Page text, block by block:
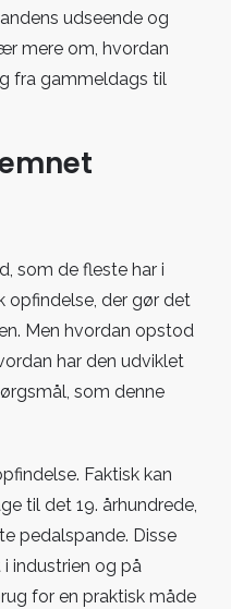
udseende og
mere om, hvordan
fra gammeldags til
som de fleste har i
opfindelse, der gør det
Men hvordan opstod
har den udviklet
som denne
Faktisk kan
til det 19. århundrede,
pedalspande. Disse
industrien og på
for en praktisk måde